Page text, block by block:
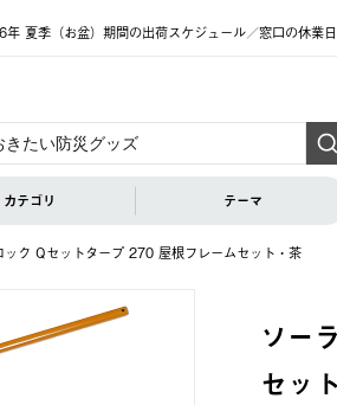
夏季（お盆）期間の出荷スケジュール／窓口の休業
カテゴリ テーマ
ック Qセットタープ 270 屋根フレームセット・茶
ソー
セッ